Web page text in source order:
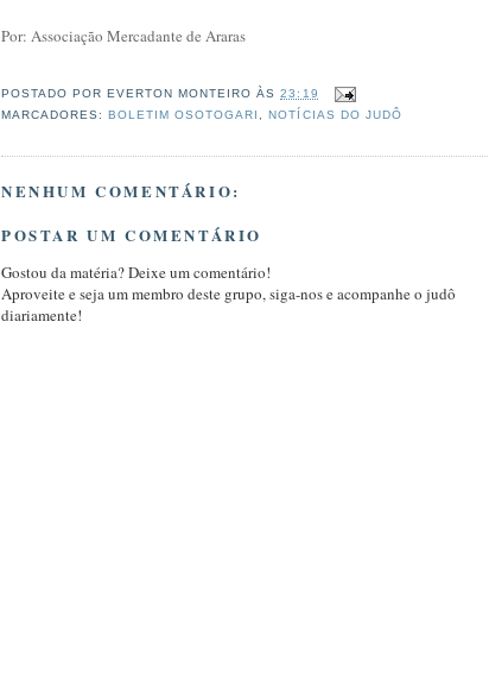
Por: Associação Mercadante de Araras
POSTADO POR EVERTON MONTEIRO ÀS23:19
MARCADORES:BOLETIM OSOTOGARI ,NOTÍCIAS DO JUDÔ
NENHUM COMENTÁRIO:
POSTAR UM COMENTÁRIO
Gostou da matéria? Deixe um comentário!
Aproveite e seja um membro deste grupo, siga-nos e acompanhe o judô
diariamente!